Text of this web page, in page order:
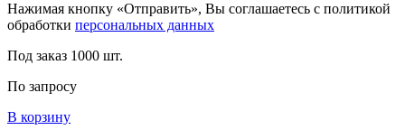
Нажимая кнопку «Отправить», Вы соглашаетесь с политикой
обработки персональных данных
Под заказ 1000 шт.
По запросу
В корзину